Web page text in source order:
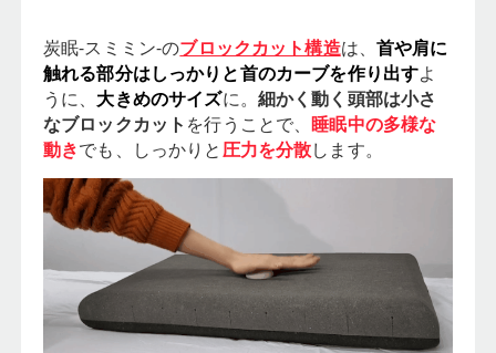
炭眠-スミミン-のブロックカット構造は、首や肩に
触れる部分はしっかりと首のカーブを作り出すよ
うに、
大きめのサイズに。
細かく動く頭部は小さ
なブロックカット を行うことで、睡眠中の多様な
動きでも、しっかりと 圧力を分散します。